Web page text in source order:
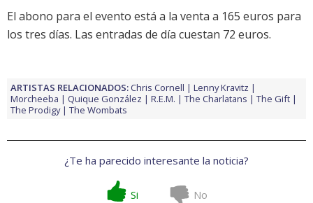
El abono para el evento está a la venta a 165 euros para
los tres días. Las entradas de día cuestan 72 euros.
ARTISTAS RELACIONADOS:Chris Cornell
Lenny Kravitz
Morcheeba
Quique González R.E.M. The Charlatans
The Gift
The Prodigy
The Wombats
¿Te ha parecido interesante la noticia?
Si No